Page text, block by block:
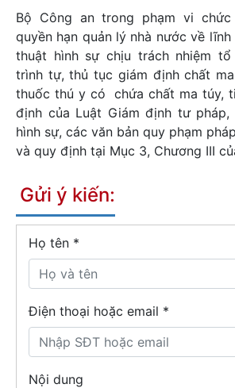
Bộ Công an trong phạm vi chức
quyền hạn quản lý nhà nước về
thuật hình sự chịu trách nhiệm
trình tự, thủ tục giám định chất
thuốc thú y có chứa chất ma túy,
định của Luật Giám định tư
hình sự, các văn bản quy phạm
và quy định tại Mục 3, Chương III
Gửi ý kiến:
Họ tên *
Điện thoại hoặc email *
Nội dung